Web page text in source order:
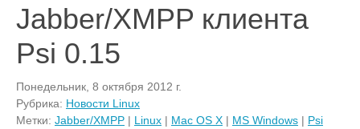
Jabber/XMPP клиента
Psi 0.15
Понедельник, 8 октября 2012 г.
Рубрика: Новости Linux
Метки: Jabber/XMPP | Linux | Mac OS X | MS Windows | Psi